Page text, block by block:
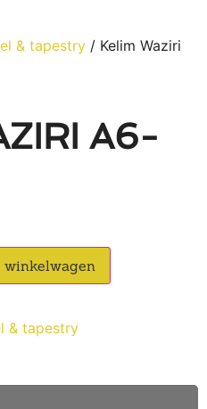
& tapestry / Kelim Waziri
A6-
winkelwagen
& tapestry